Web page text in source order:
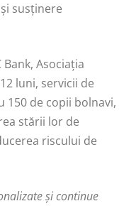
susținere
Asociația
luni, servicii de
de copii bolnavi,
stării lor de
riscului de
și continue